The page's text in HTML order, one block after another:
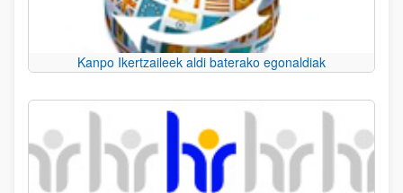
Kanpo Ikertzaileek aldi baterako egonaldiak